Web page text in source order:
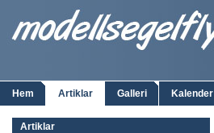
Hem Artiklar Galleri Kalender
Artiklar